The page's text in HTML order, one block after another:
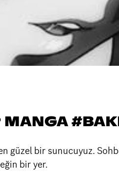
MANGA
güzel bir sunucuyuz.
bir yer.